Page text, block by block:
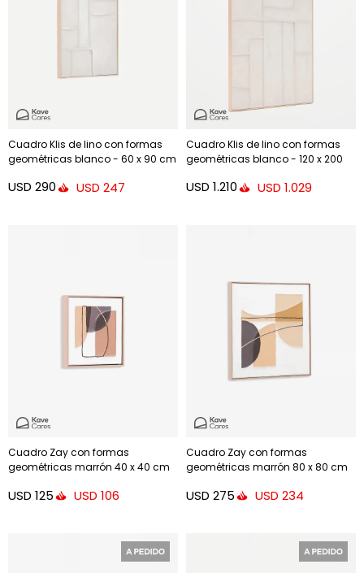
Cuadro Klis de lino con formas
geométricas blanco - 60 x 90 cm
USD 290 USD 247
Cuadro Klis de lino con formas
geométricas blanco - 120 x 200
USD 1.210 USD 1.029
Cuadro Zay con formas
geométricas marrón 40 x 40 cm
USD 125 USD 106
Cuadro Zay con formas
geométricas marrón 80 x 80 cm
USD 275 USD 234